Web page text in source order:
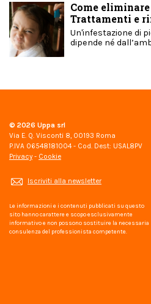
Come
Trattamenti e
Un'infestazione di
dipende né
© 2026 Uppa srl
Via E. Q. Visconti 8, 00193 Roma
P.IVA 06548181004 - Cod. Dest: USAL8PV
Privacy - Cookie
Iscriviti alla newsletter
Le informazioni e i contenuti pubblicati su questo
sito hanno carattere e scopo esclusivamente
informativo e non possono sostituire la necessaria
consulenza del professionista competente.